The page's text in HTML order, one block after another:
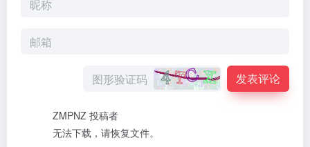
发表评论
ZMPNZ 投稿者
无法下载，请恢复文件。